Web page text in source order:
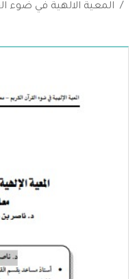
المعية الالهية في ضوء